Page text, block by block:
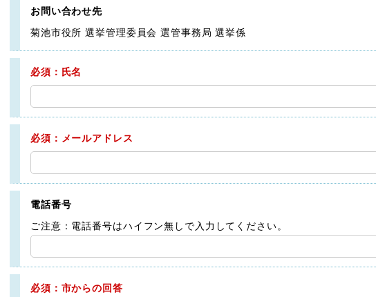
お問い合わせ先
菊池市役所 選挙管理委員会 選管事務局 選挙係
必須：氏名
必須：メールアドレス
電話番号
ご注意：電話番号はハイフン無しで入力してください。
必須：市からの回答